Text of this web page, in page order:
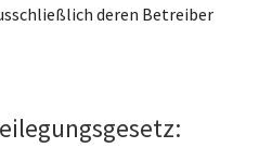
deren Betreiber